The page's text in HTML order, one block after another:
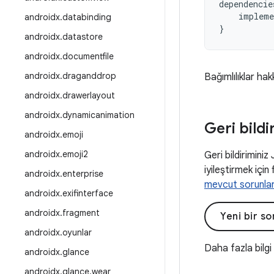
androidx.databinding
androidx.datastore
androidx.documentfile
androidx.draganddrop
androidx.drawerlayout
androidx.dynamicanimation
androidx.emoji
androidx.emoji2
androidx.enterprise
androidx.exifinterface
androidx.fragment
androidx.oyunlar
androidx.glance
androidx.glance.wear
}
Bağımlılıklar
Geri
Geri bildiriminiz
iyileştirmek için
mevcut
Yeni bir
Daha fazla